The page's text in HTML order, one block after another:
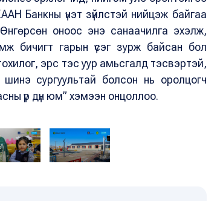
Банкны үнэт зүйлстэй нийцэж байгаа
оноос энэ санаачилга эхэлж,
бичигт гарын үсэг зурж байсан бол
эрс тэс уур амьсгалд тэсвэртэй,
шинэ сургуультай болсон нь оролцогч
үр дүн юм” хэмээн онцоллоо.